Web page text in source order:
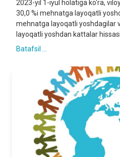
2023-yil 1-iyul holatiga ko‘ra,
30,0 %i mehnatga layoqatli
mehnatga layoqatli yoshdagilar
layoqatli yoshdan kattalar
Batafsil ...